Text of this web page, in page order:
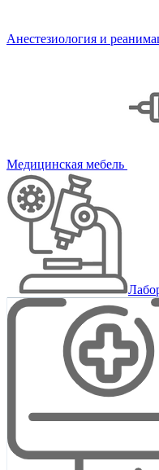
Анестезиология и
Медицинская мебель